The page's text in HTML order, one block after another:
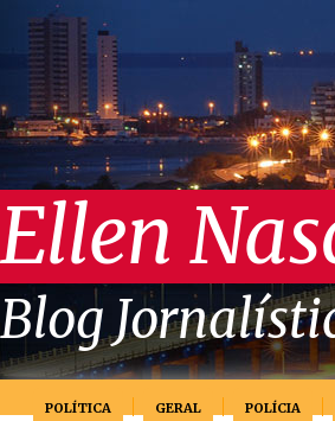
Ellen
Blog
POLÍTICA GERAL POLÍCIA